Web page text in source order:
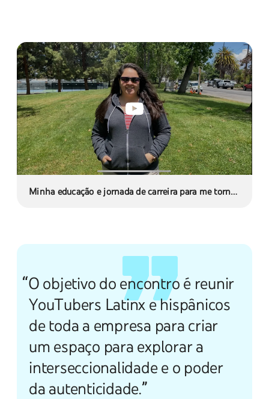
Minha educação e jornada de carreira para me tornar
“O objetivo do encontro é reunir
YouTubers Latinx e hispânicos
de toda a empresa para criar
um espaço para explorar a
interseccionalidade e o poder
da autenticidade.”